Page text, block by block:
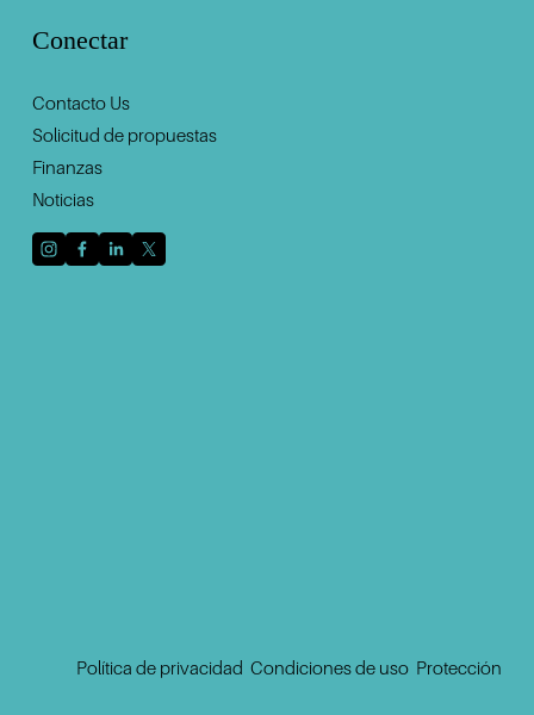
Conectar
Contacto Us
Solicitud de propuestas
Finanzas
Noticias
Política de privacidad ‍  ‍Condiciones de uso Protección